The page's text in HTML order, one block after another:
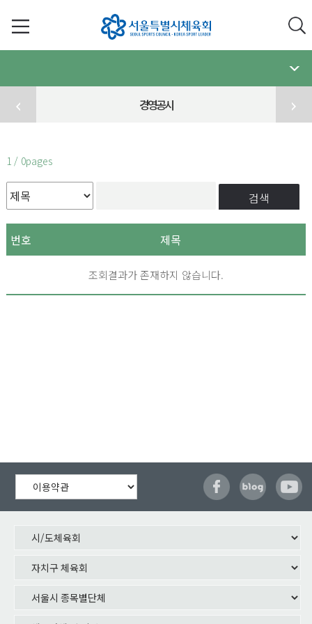
경영공시
1 / 0pages
검색
번호 제목
조회결과가 존재하지 않습니다.